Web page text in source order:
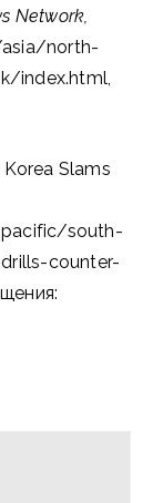
Network,
north-
index.html,
Korea Slams
south-
counter-